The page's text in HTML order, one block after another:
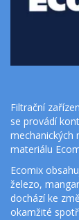
Filtrační
se provádí
mechanických
materiálu
Ecomix
železo,
dochází ke
okamžité